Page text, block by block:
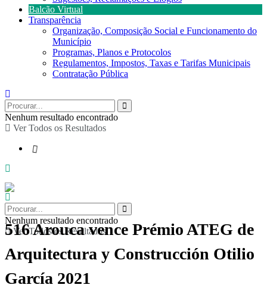
Balcão Virtual
Transparência
Organização, Composição Social e Funcionamento do
Município
Programas, Planos e Protocolos
Regulamentos, Impostos, Taxas e Tarifas Municipais
Contratação Pública
Nenhum resultado encontrado
Ver Todos os Resultados
Nenhum resultado encontrado
Ver Todos os Resultados
516 Arouca vence Prémio ATEG de
Arquitectura y Construcción Otilio
García 2021